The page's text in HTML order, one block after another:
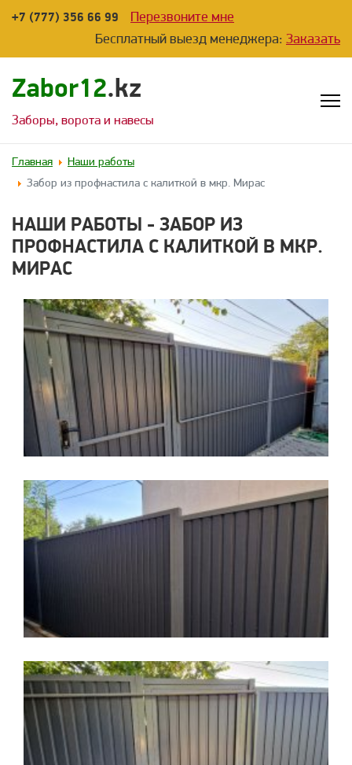
+7 (777) 356 66 99
Перезвоните мне
Бесплатный выезд менеджера: Заказать
Zabor12.kz
Заборы, ворота и навесы
Главная
Наши работы
Забор из профнастила с калиткой в мкр. Мирас
НАШИ РАБОТЫ - ЗАБОР ИЗ
ПРОФНАСТИЛА С КАЛИТКОЙ В МКР.
МИРАС